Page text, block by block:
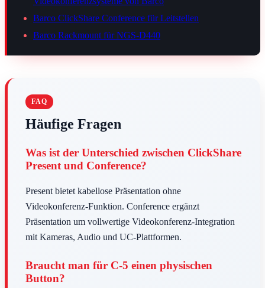
Barco ClickShare Conference für Leitstellen
Barco Rackmount für NGS-D440
Häufige Fragen
Was ist der Unterschied zwischen ClickShare
Present und Conference?
Present bietet kabellose Präsentation ohne
Videokonferenz-Funktion. Conference ergänzt
Präsentation um vollwertige Videokonferenz-Integration
mit Kameras, Audio und UC-Plattformen.
Braucht man für C-5 einen physischen
Button?